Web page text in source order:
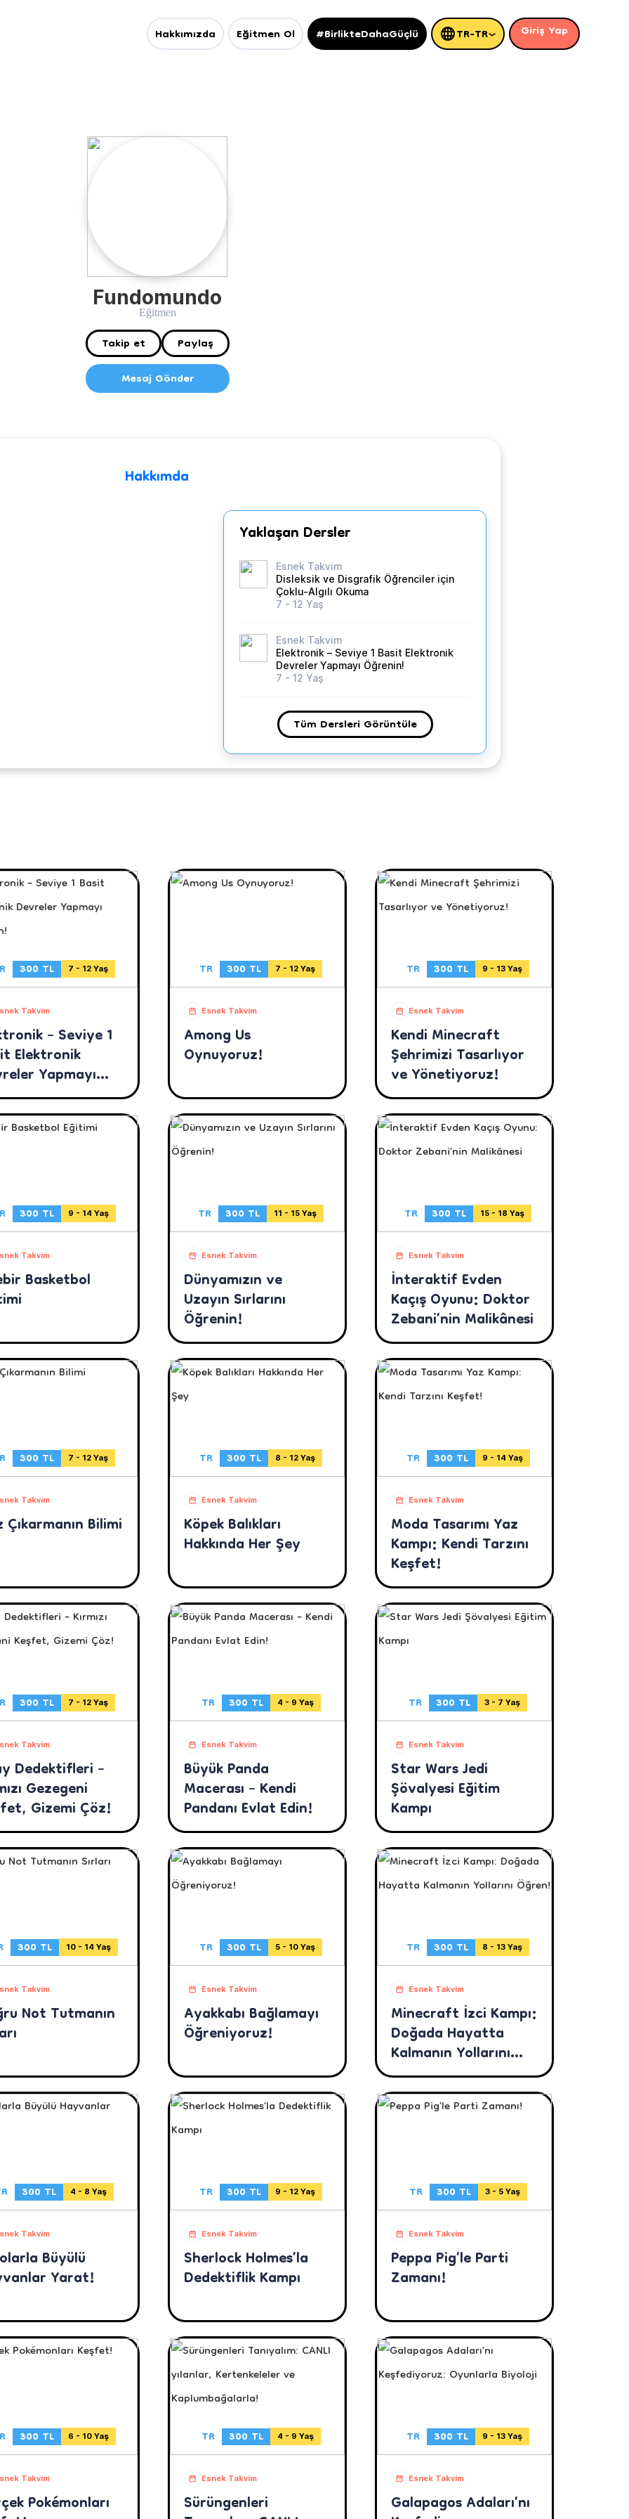
Hakkımızda Eğitmen Ol #BirlikteDahaGüçlü TR-TR Giriş Yap
Fundomundo
Eğitmen
Takip et
Paylaş
Mesaj Gönder
Hakkımda
Yaklaşan Dersler
Esnek Takvim
Disleksik ve Disgrafik Öğrenciler için
Çoklu-Algılı Okuma
7 - 12 Yaş
Esnek Takvim
Elektronik – Seviye 1 Basit Elektronik
Devreler Yapmayı Öğrenin!
7 - 12 Yaş
Tüm Dersleri Görüntüle
300 TL 7 - 12 Yaş
Takvim
– Seviye 1
Elektronik
Yapmayı
TR 300 TL 7 - 12 Yaş
Esnek Takvim
Among Us
Oynuyoruz!
TR 300 TL 9 - 13 Yaş
Esnek Takvim
Kendi Minecraft
Şehrimizi Tasarlıyor
ve Yönetiyoruz!
300 TL 9 - 14 Yaş
Takvim
Basketbol
TR 300 TL 11 - 15 Yaş
Esnek Takvim
Dünyamızın ve
Uzayın Sırlarını
Öğrenin!
TR 300 TL 15 - 18 Yaş
Esnek Takvim
İnteraktif Evden
Kaçış Oyunu: Doktor
Zebani’nin Malikânesi
300 TL 7 - 12 Yaş
Takvim
Bilimi
TR 300 TL 8 - 12 Yaş
Esnek Takvim
Köpek Balıkları
Hakkında Her Şey
TR 300 TL 9 - 14 Yaş
Esnek Takvim
Moda Tasarımı Yaz
Kampı: Kendi Tarzını
Keşfet!
300 TL 7 - 12 Yaş
Takvim
Dedektifleri –
Gezegeni
Gizemi Çöz!
TR 300 TL 4 - 9 Yaş
Esnek Takvim
Büyük Panda
Macerası – Kendi
Pandanı Evlat Edin!
TR 300 TL 3 - 7 Yaş
Esnek Takvim
Star Wars Jedi
Şövalyesi Eğitim
Kampı
300 TL 10 - 14 Yaş
Takvim
Not Tutmanın
TR 300 TL 5 - 10 Yaş
Esnek Takvim
Ayakkabı Bağlamayı
Öğreniyoruz!
TR 300 TL 8 - 13 Yaş
Esnek Takvim
Minecraft İzci Kampı:
Doğada Hayatta
Kalmanın Yollarını
Öğren!
300 TL 4 - 8 Yaş
Takvim
Büyülü
Yarat!
TR 300 TL 9 - 12 Yaş
Esnek Takvim
Sherlock Holmes’la
Dedektiflik Kampı
TR 300 TL 3 - 5 Yaş
Esnek Takvim
Peppa Pig’le Parti
Zamanı!
300 TL 6 - 10 Yaş
Takvim
Pokémonları
TR 300 TL 4 - 9 Yaş
Esnek Takvim
Sürüngenleri
TR 300 TL 9 - 13 Yaş
Esnek Takvim
Galapagos Adaları’nı